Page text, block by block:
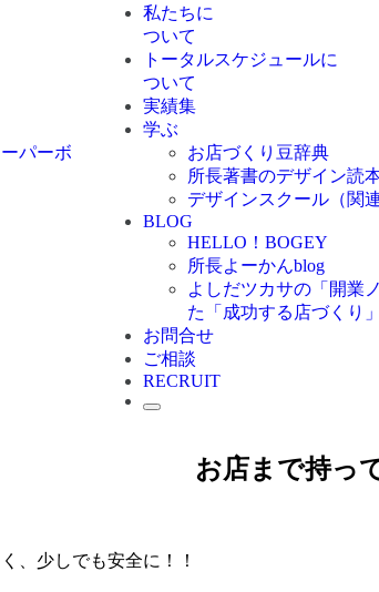
私たちに
ついて
トータルスケジュールに
ついて
実績集
学ぶ
お店づくり豆辞典
所長著書のデザイン読
デザインスクール（関
BLOG
HELLO！BOGEY
所長よーかんblog
よしだツカサの「開業
た「成功する店づくり
お問合せ
ご相談
RECRUIT
お店まで持っ
、少しでも安全に！！